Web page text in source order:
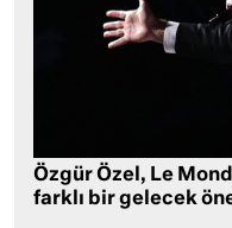
Özgür Özel, Le
farklı bir gelecek